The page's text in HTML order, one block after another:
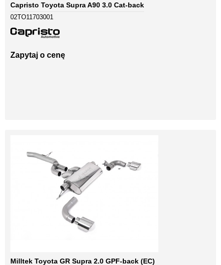
Capristo Toyota Supra A90 3.0 Cat-back
02TO11703001
Zapytaj o cenę
Milltek Toyota GR Supra 2.0 GPF-back (EC)